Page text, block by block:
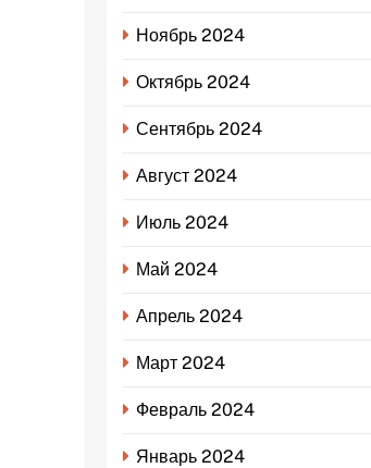
Ноябрь 2024
Октябрь 2024
Сентябрь 2024
Август 2024
Июль 2024
Май 2024
Апрель 2024
Март 2024
Февраль 2024
Январь 2024